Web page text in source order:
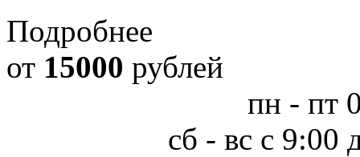
Подробнее
от 15000 рублей
пн - пт
сб - вс с 9:00